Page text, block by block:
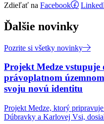
Zdieľať na Facebook
Ďalšie novinky
Pozrite si všetky novinky
Projekt Medze vstupuje
právoplatnom
svoju novú identitu
Projekt Medze, ktorý
Dúbravky a Karlovej Vsi,